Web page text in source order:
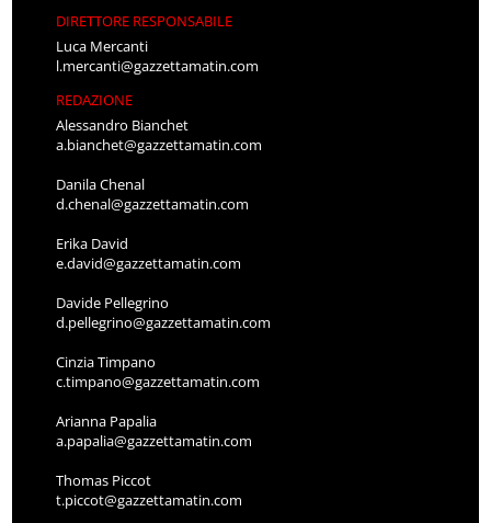
DIRETTORE RESPONSABILE
Luca Mercanti
l.mercanti@gazzettamatin.com
REDAZIONE
Alessandro Bianchet
a.bianchet@gazzettamatin.com
Danila Chenal
d.chenal@gazzettamatin.com
Erika David
e.david@gazzettamatin.com
Davide Pellegrino
d.pellegrino@gazzettamatin.com
Cinzia Timpano
c.timpano@gazzettamatin.com
Arianna Papalia
a.papalia@gazzettamatin.com
Thomas Piccot
t.piccot@gazzettamatin.com